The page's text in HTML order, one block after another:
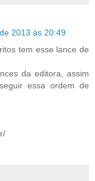
2013 às 20:49
tem esse lance de
da editora, assim
essa ordem de